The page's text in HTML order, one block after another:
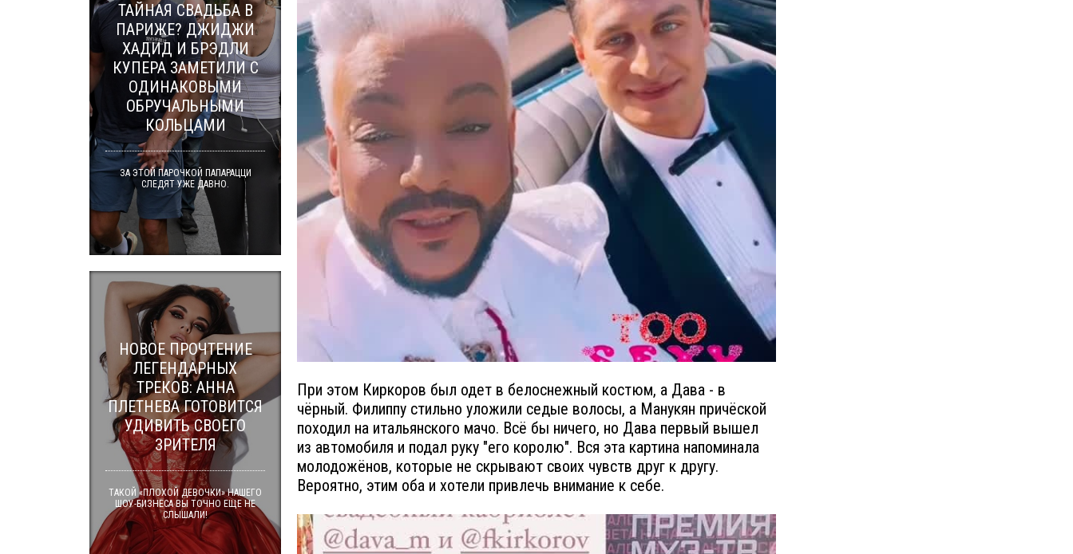
При этом Киркоров был одет в белоснежный костюм, а Дава - в
чёрный. Филиппу стильно уложили седые волосы, а Манукян причёской
походил на итальянского мачо. Всё бы ничего, но Дава первый вышел
из автомобиля и подал руку "его королю". Вся эта картина напоминала
молодожёнов, которые не скрывают своих чувств друг к другу.
Вероятно, этим оба и хотели привлечь внимание к себе.
ТАЙНАЯ СВАДЬБА В
ПАРИЖЕ? ДЖИДЖИ
ХАДИД И БРЭДЛИ
КУПЕРА ЗАМЕТИЛИ С
ОДИНАКОВЫМИ
ОБРУЧАЛЬНЫМИ
КОЛЬЦАМИ
ЗА ЭТОЙ ПАРОЧКОЙ ПАПАРАЦЦИ
СЛЕДЯТ УЖЕ ДАВНО.
НОВОЕ ПРОЧТЕНИЕ
ЛЕГЕНДАРНЫХ
ТРЕКОВ: АННА
ПЛЕТНЕВА ГОТОВИТСЯ
УДИВИТЬ СВОЕГО
ЗРИТЕЛЯ
ТАКОЙ «ПЛОХОЙ ДЕВОЧКИ» НАШЕГО
ШОУ-БИЗНЕСА ВЫ ТОЧНО ЕЩЕ НЕ
СЛЫШАЛИ!